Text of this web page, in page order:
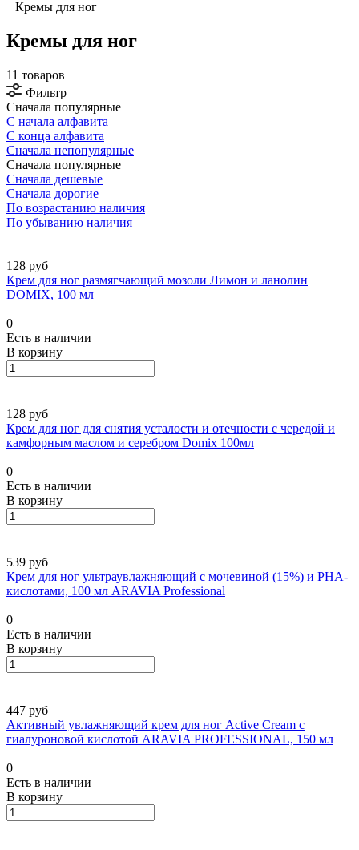
Кремы для ног
Кремы для ног
11 товаров
Фильтр
Сначала популярные
С начала алфавита
С конца алфавита
Сначала непопулярные
Сначала популярные
Сначала дешевые
Сначала дорогие
По возрастанию наличия
По убыванию наличия
128 руб
Крем для ног размягчающий мозоли Лимон и ланолин
DOMIX, 100 мл
0
Есть в наличии
В корзину
128 руб
Крем для ног для снятия усталости и отечности с чередой и
камфорным маслом и серебром Domix 100мл
0
Есть в наличии
В корзину
539 руб
Крем для ног ультраувлажняющий с мочевиной (15%) и PHA-
кислотами, 100 мл ARAVIA Professional
0
Есть в наличии
В корзину
447 руб
Активный увлажняющий крем для ног Active Cream с
гиалуроновой кислотой ARAVIA PROFESSIONAL, 150 мл
0
Есть в наличии
В корзину